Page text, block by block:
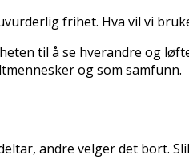
frihet. Hva vil vi
til å se hverandre og
og som samfunn.
andre velger det bort.